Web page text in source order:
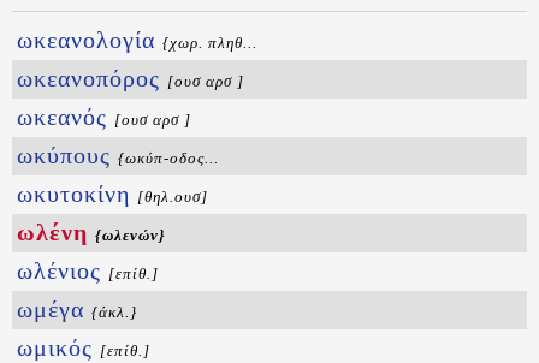
ωκεανολογία {χωρ. πληθ...
ωκεανοπόρος [ουσ αρσ ]
ωκεανός [ουσ αρσ ]
ωκύπους {ωκύπ-οδος...
ωκυτοκίνη [θηλ.ουσ]
ωλένη {ωλενών}
ωλένιος [επίθ.]
ωμέγα {άκλ.}
ωμικός [επίθ.]